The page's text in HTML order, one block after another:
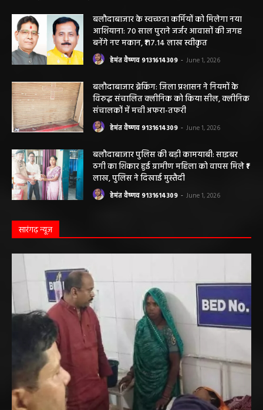
बलौदाबाजार के स्वच्छता कर्मियों को मिलेगा नया
आशियाना: 70 साल पुराने जर्जर आवासों की जगह
बनेंगे नए मकान, ₹117.14 लाख स्वीकृत
हेमंत वैष्णव 9131614309 - June 1, 2026
बलौदाबाजार ब्रेकिंग: जिला प्रशासन ने नियमों के
विरुद्ध संचालित क्लीनिक को किया सील, क्लीनिक
संचालकों में मची अफरा-तफरी
हेमंत वैष्णव 9131614309 - June 1, 2026
बलौदाबाजार पुलिस की बड़ी कामयाबी: साइबर
ठगी का शिकार हुई ग्रामीण महिला को वापस मिले ₹1
लाख, पुलिस ने दिखाई मुस्तैदी
हेमंत वैष्णव 9131614309 - June 1, 2026
सारंगढ़ न्यूज़